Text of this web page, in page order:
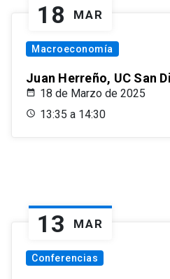
18 MAR
Macroeconomía
Juan Herreño, UC San
18 de Marzo de 2025
13:35 a 14:30
13 MAR
Conferencias